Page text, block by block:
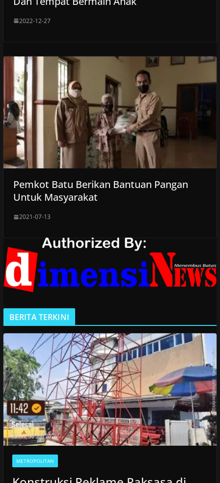
2022-12-27
Pemkot Batu Berikan Bantuan Pangan
Untuk Masyarakat
2021-07-13
BERITA TERKINI
METROPOLITAN